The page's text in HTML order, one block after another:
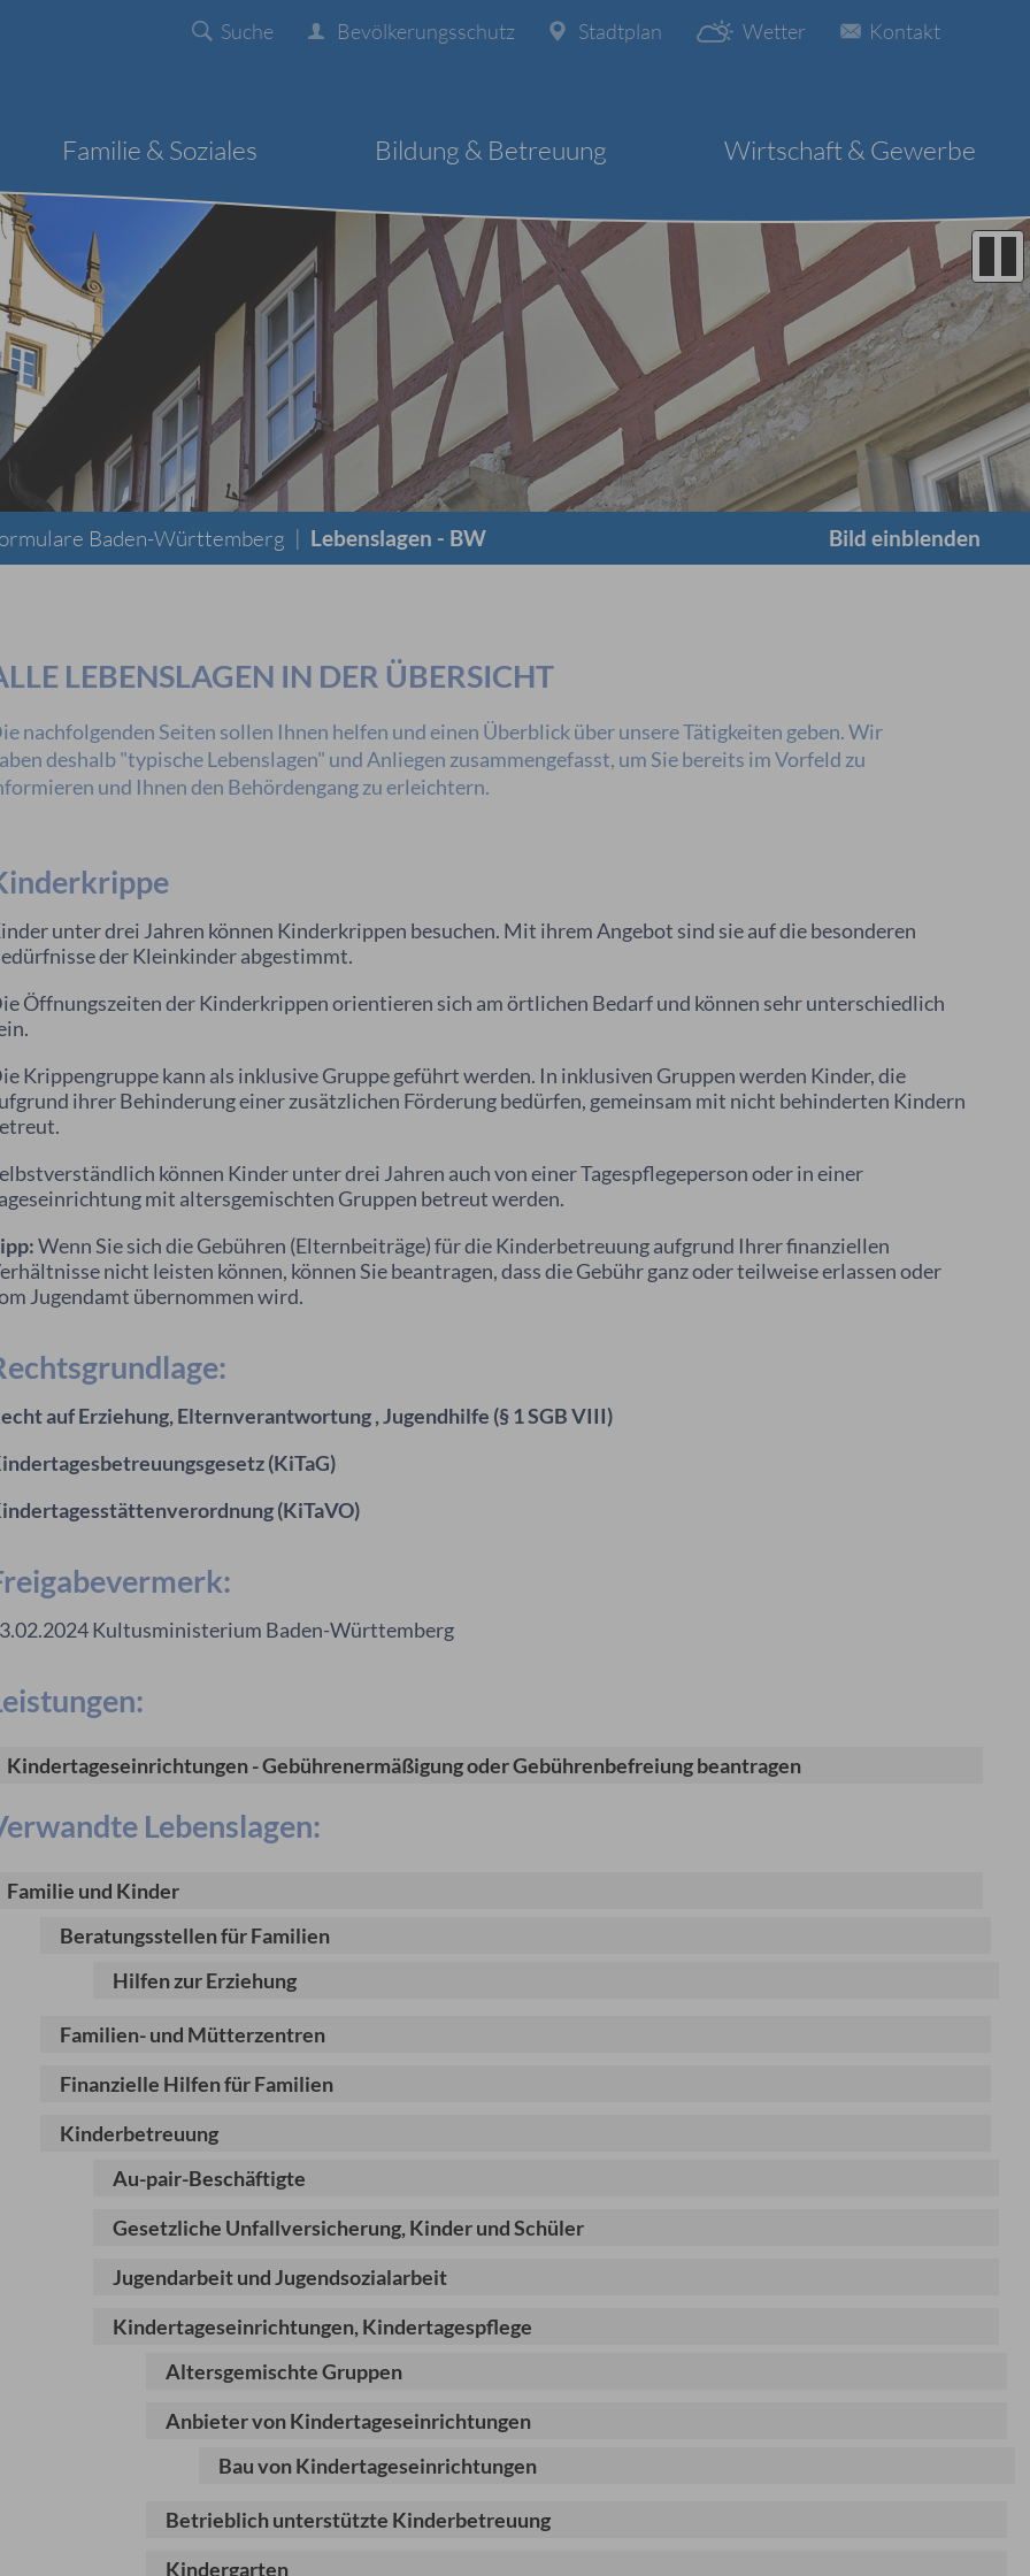
Kontakt
Wetter
Stadtplan
Bevölkerungsschutz
Suche
Familie & Soziales Bildung & Betreuung Wirtschaft & Gewerbe
Baden-Württemberg | Lebenslagen - BW Bild einblenden
LEBENSLAGEN IN DER ÜBERSICHT
nachfolgenden Seiten sollen Ihnen helfen und einen Überblick über unsere Tätigkeiten geben. Wir
deshalb "typische Lebenslagen" und Anliegen zusammengefasst, um Sie bereits im Vorfeld zu
und Ihnen den Behördengang zu erleichtern.
unter drei Jahren können Kinderkrippen besuchen. Mit ihrem Angebot sind sie auf die besonderen
der Kleinkinder abgestimmt.
Öffnungszeiten der Kinderkrippen orientieren sich am örtlichen Bedarf und können sehr unterschiedlich
Krippengruppe kann als inklusive Gruppe geführt werden. In inklusiven Gruppen werden Kinder, die
ihrer Behinderung einer zusätzlichen Förderung bedürfen, gemeinsam mit nicht behinderten Kindern
können Kinder unter drei Jahren auch von einer Tagespflegeperson oder in einer
mit altersgemischten Gruppen betreut werden.
Wenn Sie sich die Gebühren (Elternbeiträge) für die Kinderbetreuung aufgrund Ihrer finanziellen
nicht leisten können, können Sie beantragen, dass die Gebühr ganz oder teilweise erlassen oder
Jugendamt übernommen wird.
auf Erziehung, Elternverantwortung , Jugendhilfe (§ 1 SGB VIII)
(KiTaG)
(KiTaVO)
Kultusministerium Baden-Württemberg
Kindertageseinrichtungen - Gebührenermäßigung oder Gebührenbefreiung beantragen
Lebenslagen:
Familie und Kinder
Beratungsstellen für Familien
Hilfen zur Erziehung
Familien- und Mütterzentren
Finanzielle Hilfen für Familien
Kinderbetreuung
Au-pair-Beschäftigte
Gesetzliche Unfallversicherung, Kinder und Schüler
Jugendarbeit und Jugendsozialarbeit
Kindertageseinrichtungen, Kindertagespflege
Altersgemischte Gruppen
Anbieter von Kindertageseinrichtungen
Bau von Kindertageseinrichtungen
Betrieblich unterstützte Kinderbetreuung
Kindergarten